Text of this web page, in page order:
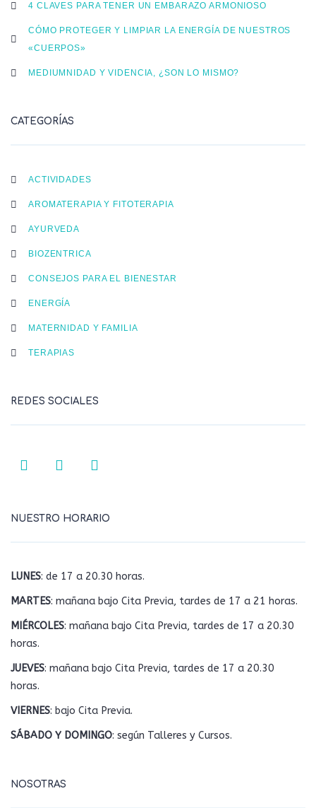
4 CLAVES PARA TENER UN EMBARAZO ARMONIOSO
CÓMO PROTEGER Y LIMPIAR LA ENERGÍA DE NUESTROS
«CUERPOS»
MEDIUMNIDAD Y VIDENCIA, ¿SON LO MISMO?
CATEGORÍAS
ACTIVIDADES
AROMATERAPIA Y FITOTERAPIA
AYURVEDA
BIOZENTRICA
CONSEJOS PARA EL BIENESTAR
ENERGÍA
MATERNIDAD Y FAMILIA
TERAPIAS
REDES SOCIALES
NUESTRO HORARIO
LUNES: de 17 a 20.30 horas.
MARTES: mañana bajo Cita Previa, tardes de 17 a 21 horas.
MIÉRCOLES: mañana bajo Cita Previa, tardes de 17 a 20.30
horas.
JUEVES: mañana bajo Cita Previa, tardes de 17 a 20.30
horas.
VIERNES: bajo Cita Previa.
SÁBADO Y DOMINGO: según Talleres y Cursos.
NOSOTRAS